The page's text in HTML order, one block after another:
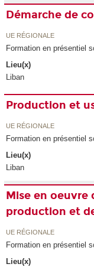
Démarche de
UE RÉGIONALE
Formation en présentiel
Lieu(x)
Liban
Production et
UE RÉGIONALE
Formation en présentiel
Lieu(x)
Liban
Mise en oeuvre
production et
UE RÉGIONALE
Formation en présentiel
Lieu(x)